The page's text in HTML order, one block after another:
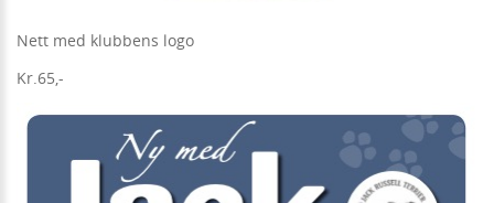
Nett med klubbens logo
Kr.65,-